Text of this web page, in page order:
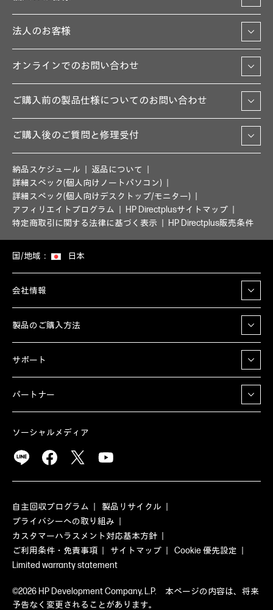
法人のお客様
オンラインでのお問い合わせ
ご購入前の製品仕様についてのお問い合わせ
ご購入後のご質問と修理受付
納品スケジュール
返品について
詳細スペック(個人向けノートパソコン)
詳細スペック(個人向けデスクトップ/モニター)
アフィリエイトプログラム
HP Directplusサイトマップ
特定商取引に関する法律に基づく表示
HP Directplus販売条件
国/地域： 日本
会社情報
製品のご購入方法
サポート
パートナー
ソーシャルメディア
自主回収プログラム
製品リサイクル
プライバシーへの取り組み
カスタマーハラスメント対応基本方針
ご利用条件・免責事項
サイトマップ
Cookie 優先設定
Limited warranty statement
©2026 HP Development Company, L.P. 本ページの内容は、将来
予告なく変更されることがあります。